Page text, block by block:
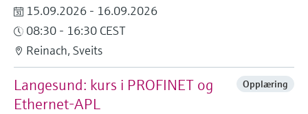
Finn reservedeler
Finn riktig reservedel ved å skrive inn
produktrot, ordrekode eller serienummer
Memosens-teknologi
Handle alt
15.09.2026 - 16.09.2026
08:30 - 16:30 CEST
Reinach, Sveits
Langesund: kurs i PROFINET og
Ethernet-APL
Opplæring